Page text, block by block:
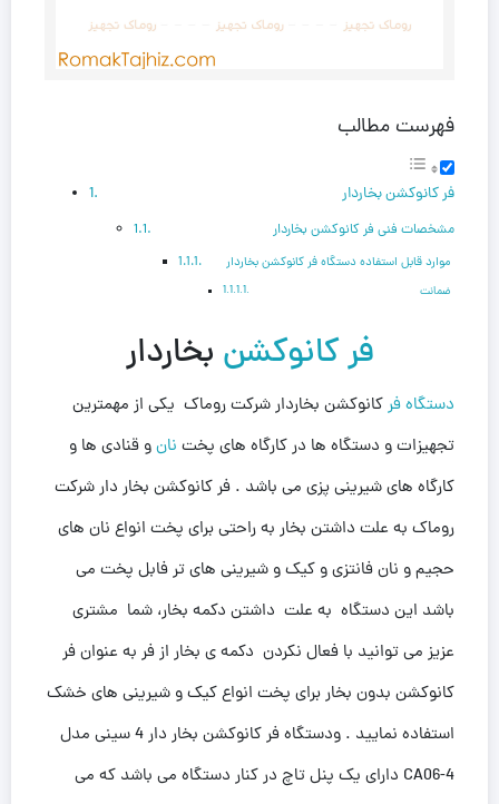
فهرست مطالب
فر کانوکشن بخاردار
مشخصات فنی فر کانوکشن بخاردار
فر کانوکشن بخاردار
دستگاه فرکانوکشن بخاردار شرکت روماک یکی از مهمترین
تجهیزات و دستگاه ها در کارگاه های پخت نانو قنادی ها و
کارگاه های شیرینی پزی می باشد . فر کانوکشن بخار دار شرکت
روماک به علت داشتن بخار به راحتی برای پخت انواع نان های
حجیم و نان فانتزی و کیک و شیرینی های تر فابل پخت می
باشد این دستگاه به علت داشتن دکمه بخار، شما مشتری
عزیز می توانید با فعال نکردن دکمه ی بخار از فر به عنوان فر
کانوکشن بدون بخار برای پخت انواع کیک و شیرینی های خشک
استفاده نمایید . ودستگاه فر کانوکشن بخار دار 4 سینی مدل
CA06-4 دارای یک پنل تاچ در کنار دستگاه می باشد که می